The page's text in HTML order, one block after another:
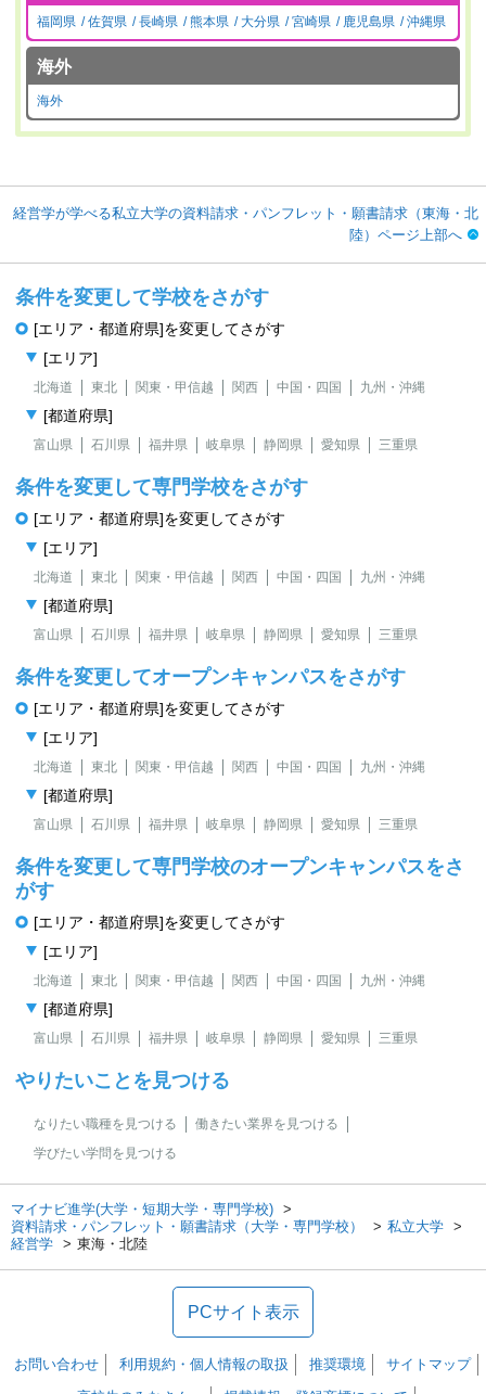
福岡県 佐賀県 長崎県 熊本県 大分県 宮崎県 鹿児島県 沖縄県
海外
海外
経営学が学べる私立大学の資料請求・パンフレット・願書請求（東海・北
陸）ページ上部へ
条件を変更して学校をさがす
[エリア・都道府県]を変更してさがす
[エリア]
北海道 東北 関東・甲信越 関西 中国・四国 九州・沖縄
[都道府県]
富山県 石川県 福井県 岐阜県 静岡県 愛知県 三重県
条件を変更して専門学校をさがす
[エリア・都道府県]を変更してさがす
[エリア]
北海道 東北 関東・甲信越 関西 中国・四国 九州・沖縄
[都道府県]
富山県 石川県 福井県 岐阜県 静岡県 愛知県 三重県
条件を変更してオープンキャンパスをさがす
[エリア・都道府県]を変更してさがす
[エリア]
北海道 東北 関東・甲信越 関西 中国・四国 九州・沖縄
[都道府県]
富山県 石川県 福井県 岐阜県 静岡県 愛知県 三重県
条件を変更して専門学校のオープンキャンパスをさ
がす
[エリア・都道府県]を変更してさがす
[エリア]
北海道 東北 関東・甲信越 関西 中国・四国 九州・沖縄
[都道府県]
富山県 石川県 福井県 岐阜県 静岡県 愛知県 三重県
やりたいことを見つける
なりたい職種を見つける
働きたい業界を見つける
学びたい学問を見つける
マイナビ進学(大学・短期大学・専門学校)
資料請求・パンフレット・願書請求（大学・専門学校）
私立大学
経営学
東海・北陸
PCサイト表示
お問い合わせ 利用規約・個人情報の取扱 推奨環境
サイトマップ